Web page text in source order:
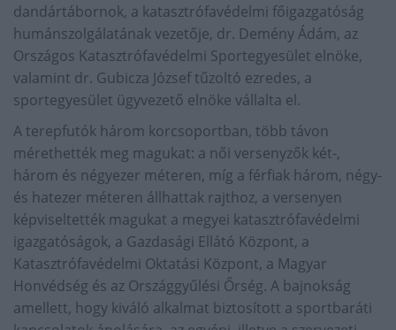
dandártábornok, a katasztrófavédelmi főigazgatóság
humánszolgálatának vezetője, dr. Demény Ádám, az
Országos Katasztrófavédelmi Sportegyesület elnöke,
valamint dr. Gubicza József tűzoltó ezredes, a
sportegyesület ügyvezető elnöke vállalta el.
A terepfutók három korcsoportban, több távon
mérethették meg magukat: a női versenyzők két-,
három és négyezer méteren, míg a férfiak három, négy-
és hatezer méteren állhattak rajthoz, a versenyen
képviseltették magukat a megyei katasztrófavédelmi
igazgatóságok, a Gazdasági Ellátó Központ, a
Katasztrófavédelmi Oktatási Központ, a Magyar
Honvédség és az Országgyűlési Őrség. A bajnokság
amellett, hogy kiváló alkalmat biztosított a sportbaráti